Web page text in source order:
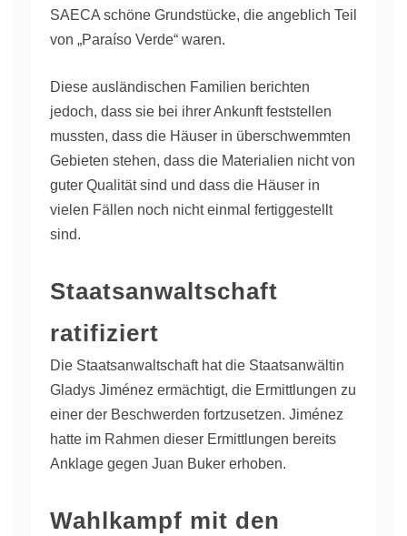
SAECA schöne Grundstücke, die angeblich Teil
von „Paraíso Verde“ waren.
Diese ausländischen Familien berichten
jedoch, dass sie bei ihrer Ankunft feststellen
mussten, dass die Häuser in überschwemmten
Gebieten stehen, dass die Materialien nicht von
guter Qualität sind und dass die Häuser in
vielen Fällen noch nicht einmal fertiggestellt
sind.
Staatsanwaltschaft
ratifiziert
Die Staatsanwaltschaft hat die Staatsanwältin
Gladys Jiménez ermächtigt, die Ermittlungen zu
einer der Beschwerden fortzusetzen. Jiménez
hatte im Rahmen dieser Ermittlungen bereits
Anklage gegen Juan Buker erhoben.
Wahlkampf mit den